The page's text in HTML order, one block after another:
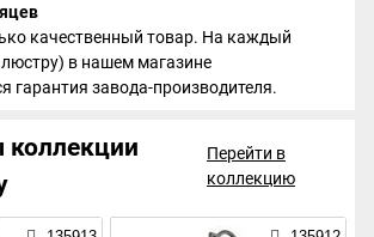
качественный товар. На каждый
в нашем магазине
гарантия завода-производителя.
коллекции
Перейти в
коллекцию